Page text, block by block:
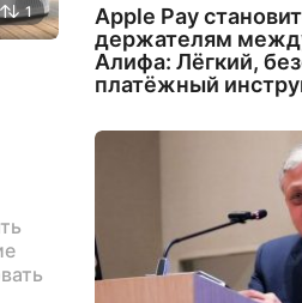
1
Apple Pay
держателям
Алифа: Лёгкий,
платёжный